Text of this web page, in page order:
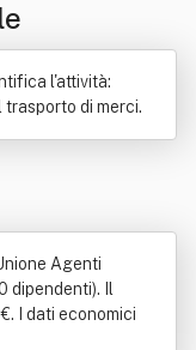
l'attività:
trasporto di merci.
Agenti
dipendenti). Il
I dati economici